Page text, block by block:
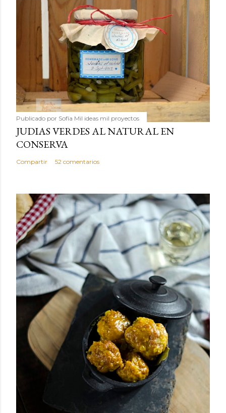
Publicado por Sofía Mil ideas mil proyectos
JUDIAS VERDES AL NATURAL EN
CONSERVA
Compartir 52 comentarios